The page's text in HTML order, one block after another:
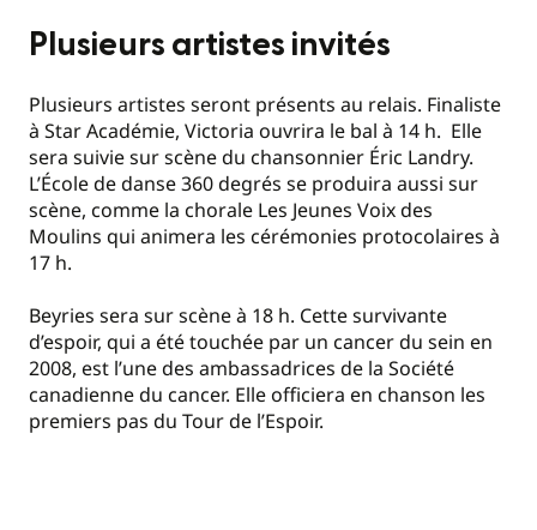
Plusieurs artistes invités
Plusieurs artistes seront présents au relais. Finaliste
à Star Académie, Victoria ouvrira le bal à 14 h. Elle
sera suivie sur scène du chansonnier Éric Landry.
L’École de danse 360 degrés se produira aussi sur
scène, comme la chorale Les Jeunes Voix des
Moulins qui animera les cérémonies protocolaires à
17 h.
Beyries sera sur scène à 18 h. Cette survivante
d’espoir, qui a été touchée par un cancer du sein en
2008, est l’une des ambassadrices de la Société
canadienne du cancer. Elle officiera en chanson les
premiers pas du Tour de l’Espoir.